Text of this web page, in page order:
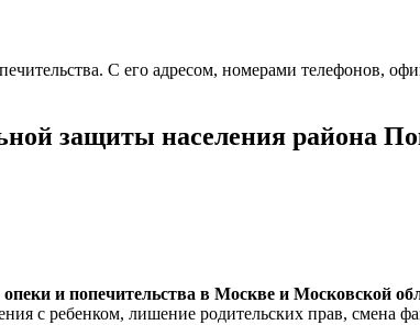
С его адресом, номерами телефонов,
защиты населения района
и попечительства в Москве и Московской
с ребенком, лишение родительских прав, смена